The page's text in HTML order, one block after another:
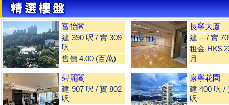
富怡閣
建 390 呎 / 實 309
呎
售價 4.00 (百萬)
碧麗閣
建 907 呎 / 實 802
呎
長寧大廈
建 -- / 實
租金 HK$
月
康寧花園
建 400 呎 /
呎